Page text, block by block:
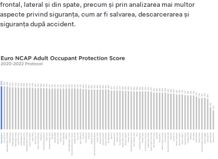
frontal, lateral și din spate, precum și prin analizarea mai multor
aspecte privind siguranța, cum ar fi salvarea, descarcerarea și
siguranța după accident.